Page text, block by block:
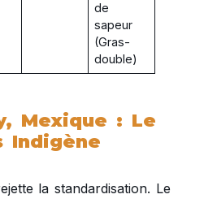
de
sapeur
(Gras-
double)
Mexique : Le
Indigène
la standardisation. Le